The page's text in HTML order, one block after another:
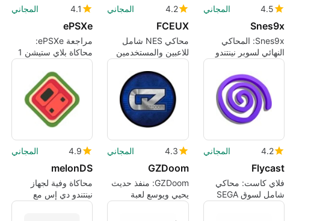
4.5 المجاني
Snes9x
Snes9x: المحاكي
النهائي لسوبر نينتندو
4.2 المجاني
FCEUX
محاكي NES شامل
للاعبين والمستخدمين
المتقدمين
4.1 المجاني
ePSXe
مراجعة ePSXe:
محاكاة بلاي ستيشن 1
مع قابلية تكوين عميقة
4.2 المجاني
Flycast
فلاي كاست: محاكي
شامل لسوق SEGA
4.3 المجاني
GZDoom
GZDoom: منفذ حديث
يحيي ويوسع لعبة
Doom الكلاسيكية
4.9 المجاني
melonDS
محاكاة وفية لجهاز
نينتندو دي إس مع
الاتصال المدمج